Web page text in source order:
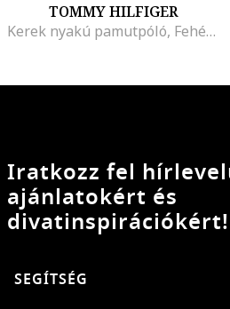
TOMMY HILFIGER
Kerek nyakú pamutpóló, Fehér/Bordó
Iratkozz fel
ajánlatokért és
divatinspirációkért!
SEGÍTSÉG